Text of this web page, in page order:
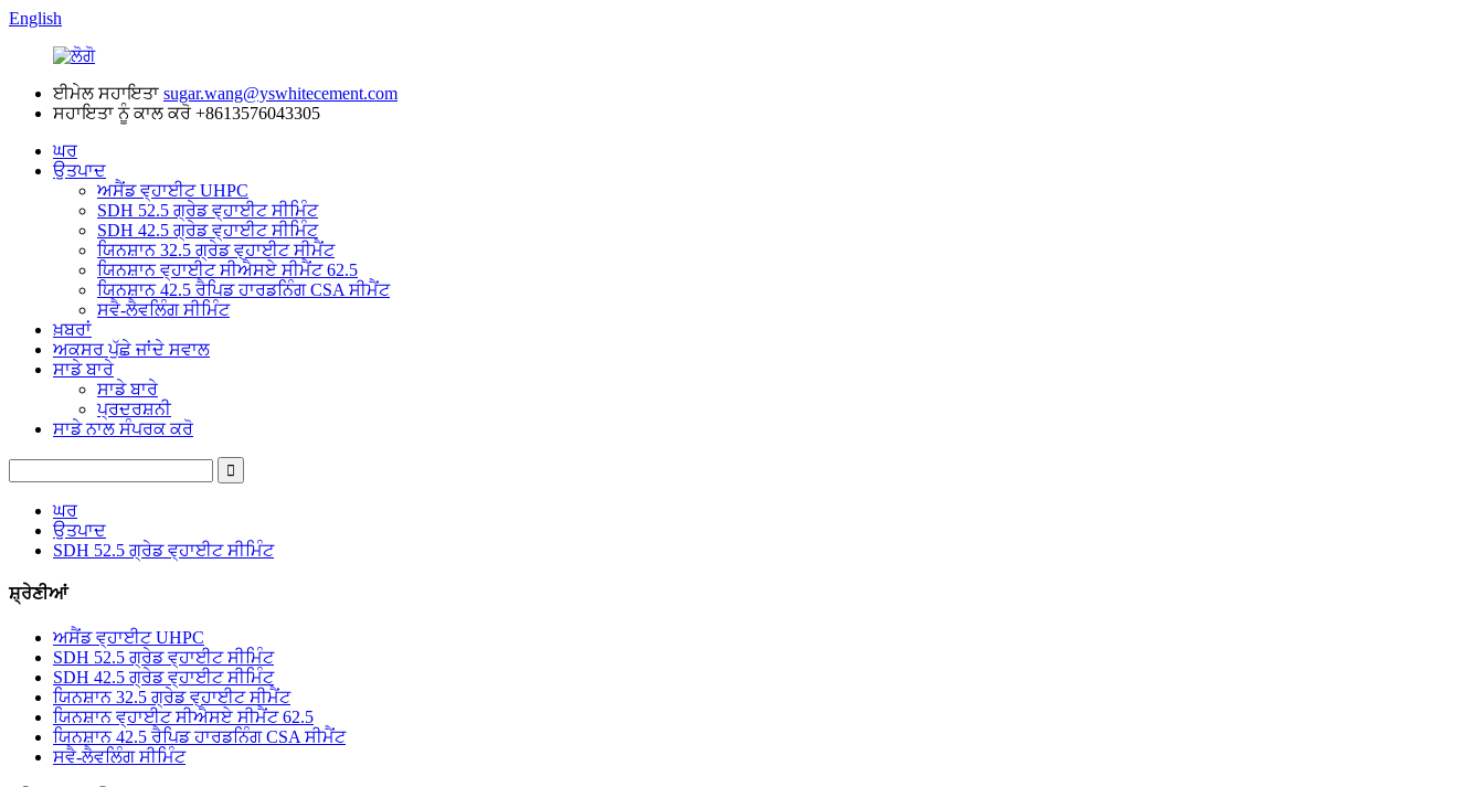
English
ਈਮੇਲ ਸਹਾਇਤਾ sugar.wang@yswhitecement.com
ਸਹਾਇਤਾ ਨੂੰ ਕਾਲ ਕਰੋ +8613576043305
ਘਰ
ਉਤਪਾਦ
ਅਸੈਂਡ ਵ੍ਹਾਈਟ UHPC
SDH 52.5 ਗ੍ਰੇਡ ਵ੍ਹਾਈਟ ਸੀਮਿੰਟ
SDH 42.5 ਗ੍ਰੇਡ ਵ੍ਹਾਈਟ ਸੀਮਿੰਟ
ਯਿਨਸ਼ਾਨ 32.5 ਗ੍ਰੇਡ ਵ੍ਹਾਈਟ ਸੀਮੈਂਟ
ਯਿਨਸ਼ਾਨ ਵ੍ਹਾਈਟ ਸੀਐਸਏ ਸੀਮੈਂਟ 62.5
ਯਿਨਸ਼ਾਨ 42.5 ਰੈਪਿਡ ਹਾਰਡਨਿੰਗ CSA ਸੀਮੈਂਟ
ਸਵੈ-ਲੈਵਲਿੰਗ ਸੀਮਿੰਟ
ਖ਼ਬਰਾਂ
ਅਕਸਰ ਪੁੱਛੇ ਜਾਂਦੇ ਸਵਾਲ
ਸਾਡੇ ਬਾਰੇ
ਸਾਡੇ ਬਾਰੇ
ਪ੍ਰਦਰਸ਼ਨੀ
ਸਾਡੇ ਨਾਲ ਸੰਪਰਕ ਕਰੋ
ਘਰ
ਉਤਪਾਦ
SDH 52.5 ਗ੍ਰੇਡ ਵ੍ਹਾਈਟ ਸੀਮਿੰਟ
ਸ਼੍ਰੇਣੀਆਂ
ਅਸੈਂਡ ਵ੍ਹਾਈਟ UHPC
SDH 52.5 ਗ੍ਰੇਡ ਵ੍ਹਾਈਟ ਸੀਮਿੰਟ
SDH 42.5 ਗ੍ਰੇਡ ਵ੍ਹਾਈਟ ਸੀਮਿੰਟ
ਯਿਨਸ਼ਾਨ 32.5 ਗ੍ਰੇਡ ਵ੍ਹਾਈਟ ਸੀਮੈਂਟ
ਯਿਨਸ਼ਾਨ ਵ੍ਹਾਈਟ ਸੀਐਸਏ ਸੀਮੈਂਟ 62.5
ਯਿਨਸ਼ਾਨ 42.5 ਰੈਪਿਡ ਹਾਰਡਨਿੰਗ CSA ਸੀਮੈਂਟ
ਸਵੈ-ਲੈਵਲਿੰਗ ਸੀਮਿੰਟ